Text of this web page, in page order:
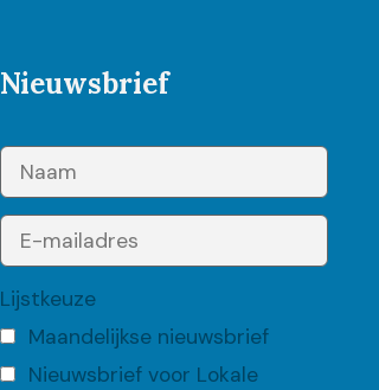
Nieuwsbrief
Lijstkeuze
Maandelijkse nieuwsbrief
Nieuwsbrief voor Lokale